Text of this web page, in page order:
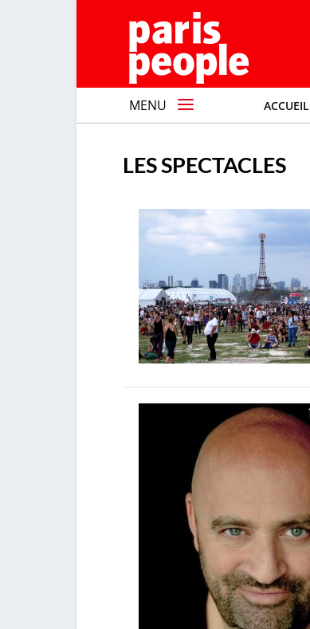
MENU ACCUEIL
LES SPECTACLES